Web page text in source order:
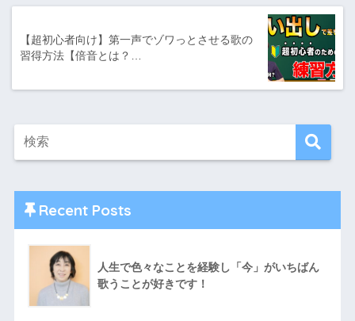
【超初心者向け】第一声でゾワっとさせる歌の
習得方法【倍音とは？…
Recent Posts
人生で色々なことを経験し「今」がいちばん
歌うことが好きです！